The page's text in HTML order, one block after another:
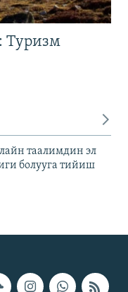
Туризм
таалимдин эл
болууга тийиш